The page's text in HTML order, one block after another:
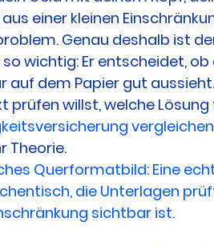
einer kleinen
Genau deshalb ist
wichtig: Er entscheidet,
auf dem Papier gut aussieht.
prüfen willst, welche
vergleichen
Theorie.
Querformatbild: Eine
die Unterlagen
sichtbar ist.